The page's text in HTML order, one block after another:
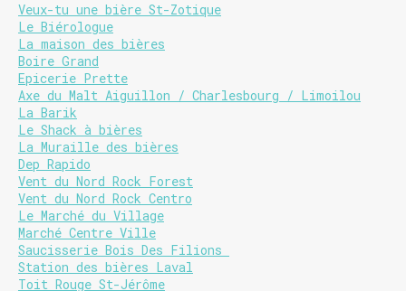
Veux-tu une bière St-Zotique
Le Biérologue
La maison des bières
Boire Grand
Epicerie Prette
Axe du Malt Aiguillon / Charlesbourg / Limoilou
La Barik
Le Shack à bières
La Muraille des bières
Dep Rapido
Vent du Nord Rock Forest
Vent du Nord Rock Centro
Le Marché du Village
Marché Centre Ville
Saucisserie Bois Des Filions
Station des bières Laval
Toit Rouge St-Jérôme